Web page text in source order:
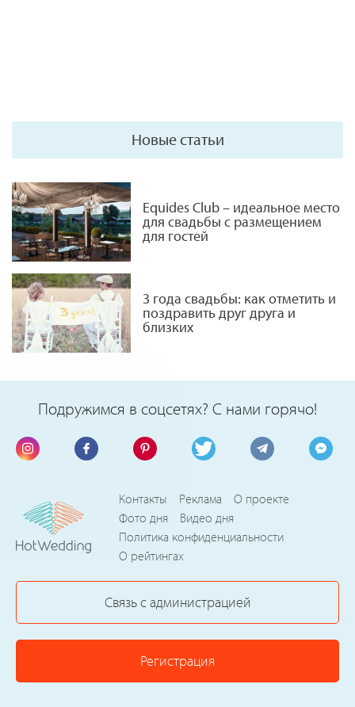
Новые статьи
Equides Club – идеальное место
для свадьбы с размещением
для гостей
3 года свадьбы: как отметить и
поздравить друг друга и
близких
Подружимся в соцсетях? С нами горячо!
Контакты Реклама
О проекте
Фото дня
Видео дня
Политика конфиденциальности
О рейтингах
Связь с администрацией
Регистрация